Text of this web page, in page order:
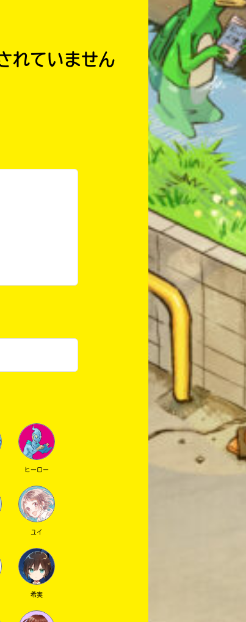
ヒーロー
ユイ
希実